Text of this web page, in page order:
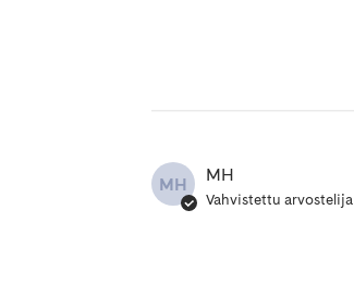
MH MH
Vahvistettu arvostelija